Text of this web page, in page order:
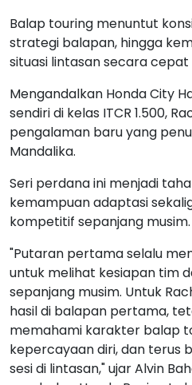
Balap touring menuntut
strategi balapan, hingga
situasi lintasan secara
Mengandalkan Honda City
sendiri di kelas ITCR 1.500,
pengalaman baru yang
Mandalika.
Seri perdana ini menjadi
kemampuan adaptasi
kompetitif sepanjang musim.
"Putaran pertama selalu
untuk melihat kesiapan tim
sepanjang musim. Untuk
hasil di balapan pertama,
memahami karakter balap
kepercayaan diri, dan terus
sesi di lintasan," ujar Alvin